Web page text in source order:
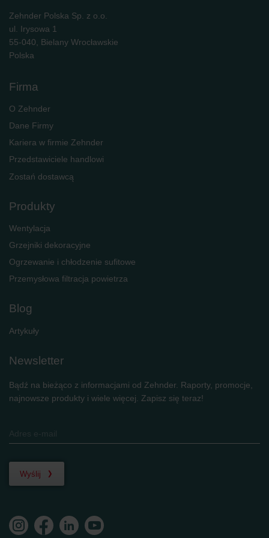
Zehnder Polska Sp. z o.o.
ul. Irysowa 1
55-040, Bielany Wrocławskie
Polska
Firma
O Zehnder
Dane Firmy
Kariera w firmie Zehnder
Przedstawiciele handlowi
Zostań dostawcą
Produkty
Wentylacja
Grzejniki dekoracyjne
Ogrzewanie i chłodzenie sufitowe
Przemysłowa filtracja powietrza
Blog
Artykuły
Newsletter
Bądź na bieżąco z informacjami od Zehnder. Raporty, promocje,
najnowsze produkty i wiele więcej. Zapisz się teraz!
Wyślij